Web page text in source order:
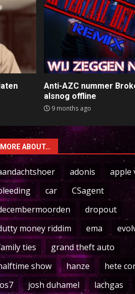
Anti-AZC nummer
alsnog offline
9 months ago
MORE ABOUT…
adonis
apple
car
CSagent
dropout
money riddim
ema
ties
grand theft auto
show
hanze
hete
josh duhamel lachgas